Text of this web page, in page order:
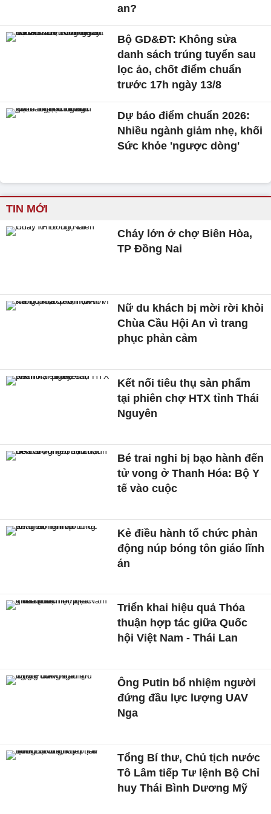
an?
Bộ GD&ĐT: Không sửa
danh sách trúng tuyển sau
lọc ảo, chốt điểm chuẩn
trước 17h ngày 13/8
Dự báo điểm chuẩn 2026:
Nhiều ngành giảm nhẹ, khối
Sức khỏe 'ngược dòng'
TIN MỚI
Cháy lớn ở chợ Biên Hòa,
TP Đồng Nai
Nữ du khách bị mời rời khỏi
Chùa Cầu Hội An vì trang
phục phản cảm
Kết nối tiêu thụ sản phẩm
tại phiên chợ HTX tỉnh Thái
Nguyên
Bé trai nghi bị bạo hành đến
tử vong ở Thanh Hóa: Bộ Y
tế vào cuộc
Kẻ điều hành tổ chức phản
động núp bóng tôn giáo lĩnh
án
Triển khai hiệu quả Thỏa
thuận hợp tác giữa Quốc
hội Việt Nam - Thái Lan
Ông Putin bổ nhiệm người
đứng đầu lực lượng UAV
Nga
Tổng Bí thư, Chủ tịch nước
Tô Lâm tiếp Tư lệnh Bộ Chỉ
huy Thái Bình Dương Mỹ